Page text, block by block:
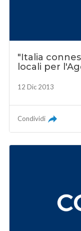
"Italia
locali per
12 Dic 2013
Condividi